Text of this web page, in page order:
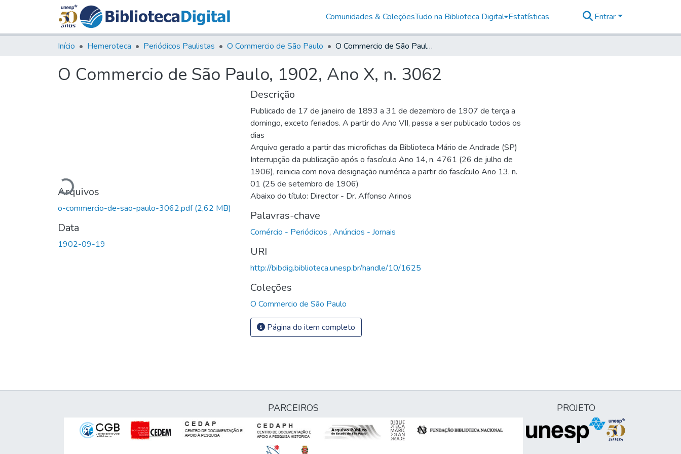
Comunidades & ColeçõesTudo na Biblioteca Digital Estatísticas Entrar
Início Hemeroteca Periódicos Paulistas O Commercio de São Paulo O Commercio de São Paulo, 1902, Ano X, n. 3062
O Commercio de São Paulo, 1902, Ano X, n. 3062
Carregando...
Arquivos
o-commercio-de-sao-paulo-3062.pdf(2,62 MB)
Data
1902-09-19
Descrição
Publicado de 17 de janeiro de 1893 a 31 de dezembro de 1907 de terça a
domingo, exceto feriados. A partir do Ano VII, passa a ser publicado todos os
dias
Arquivo gerado a partir das microfichas da Biblioteca Mário de Andrade (SP)
Interrupção da publicação após o fascículo Ano 14, n. 4761 (26 de julho de
1906), reinicia com nova designação numérica a partir do fascículo Ano 13, n.
01 (25 de setembro de 1906)
Abaixo do título: Director - Dr. Affonso Arinos
Palavras-chave
Comércio - Periódicos , Anúncios - Jornais
URI
http://bibdig.biblioteca.unesp.br/handle/10/1625
Coleções
O Commercio de São Paulo
Página do item completo
PARCEIROS PROJETO